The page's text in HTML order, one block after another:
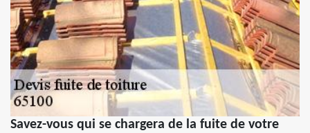
Savez-vous qui se chargera de la fuite de votre